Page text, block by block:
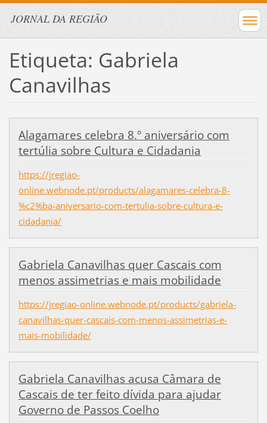
JORNAL DA REGIÃO
Etiqueta: Gabriela
Canavilhas
Alagamares celebra 8.º aniversário com
tertúlia sobre Cultura e Cidadania
https://jregiao-
online.webnode.pt/products/alagamares-celebra-8-
%c2%ba-aniversario-com-tertulia-sobre-cultura-e-
cidadania/
Gabriela Canavilhas quer Cascais com
menos assimetrias e mais mobilidade
https://jregiao-online.webnode.pt/products/gabriela-
canavilhas-quer-cascais-com-menos-assimetrias-e-
mais-mobilidade/
Gabriela Canavilhas acusa Câmara de
Cascais de ter feito dívida para ajudar
Governo de Passos Coelho